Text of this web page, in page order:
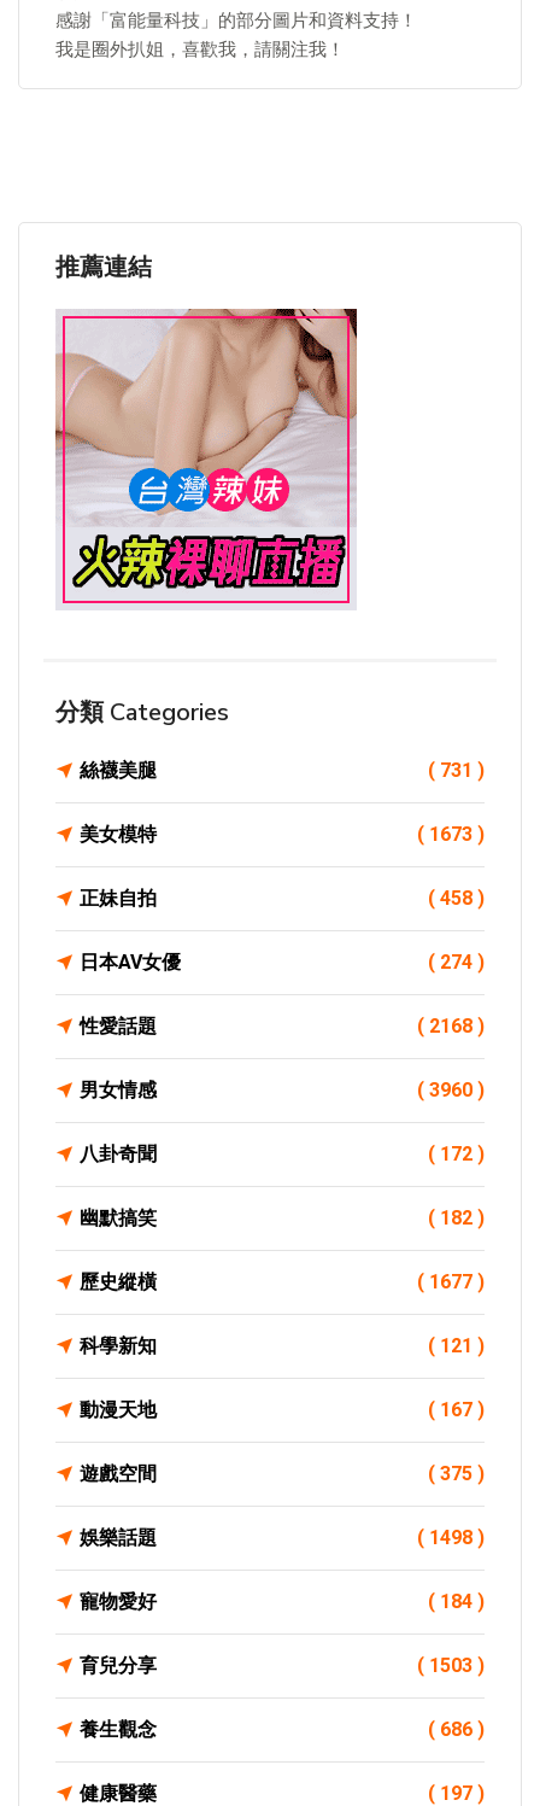
感謝「富能量科技」的部分圖片和資料支持！
我是圈外扒姐，喜歡我，請關注我！
推薦連結
分類 Categories
絲襪美腿 ( 731 )
美女模特 ( 1673 )
正妹自拍 ( 458 )
日本AV女優 ( 274 )
性愛話題 ( 2168 )
男女情感 ( 3960 )
八卦奇聞 ( 172 )
幽默搞笑 ( 182 )
歷史縱橫 ( 1677 )
科學新知 ( 121 )
動漫天地 ( 167 )
遊戲空間 ( 375 )
娛樂話題 ( 1498 )
寵物愛好 ( 184 )
育兒分享 ( 1503 )
養生觀念 ( 686 )
健康醫藥 ( 197 )